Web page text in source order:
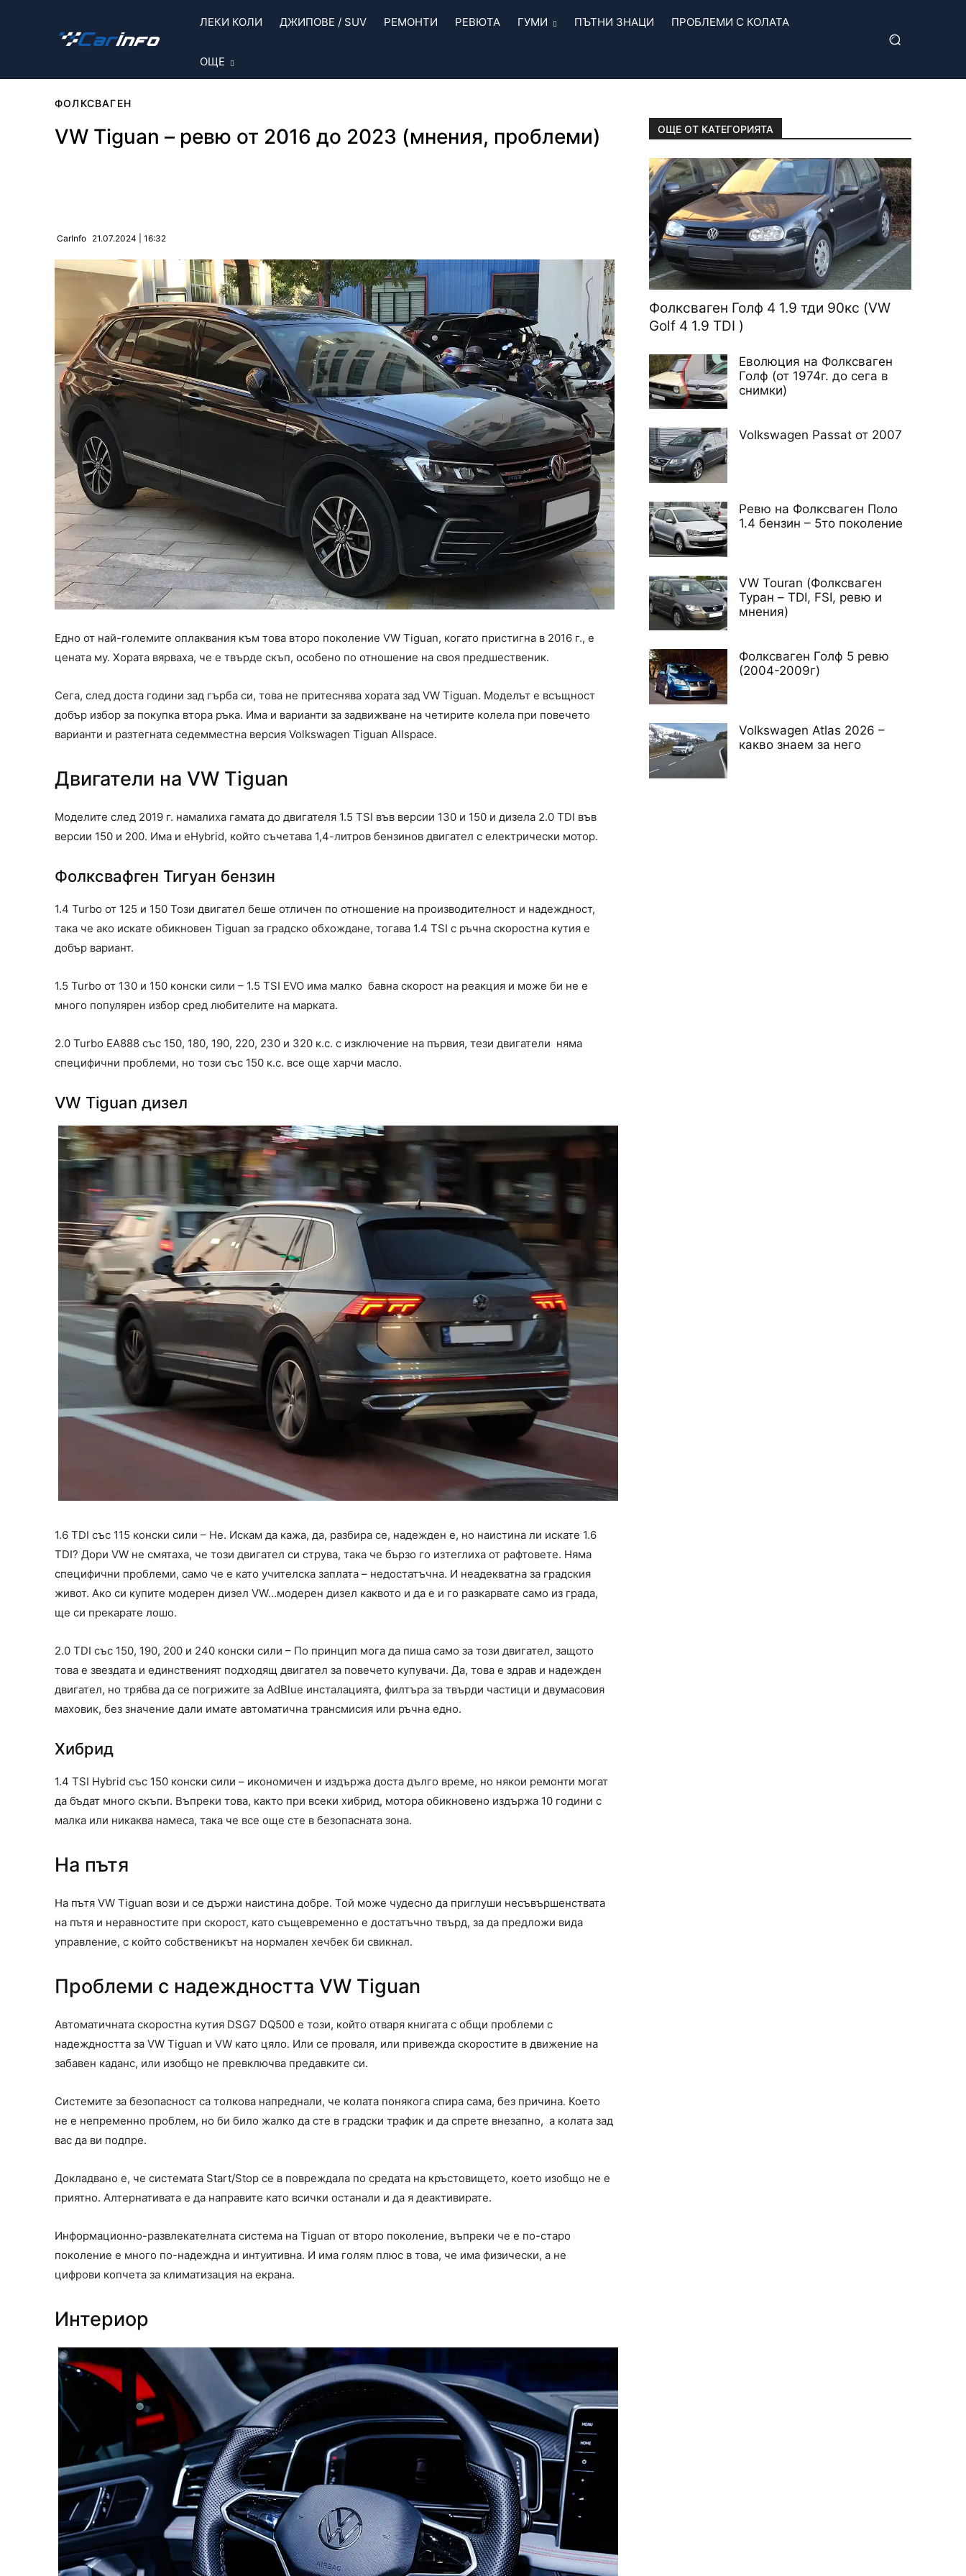
ЛЕКИ КОЛИ ДЖИПОВЕ / SUV РЕМОНТИ РЕВЮТА ГУМИ ПЪТНИ ЗНАЦИ ПРОБЛЕМИ С КОЛАТА
ОЩЕ
ФОЛКСВАГЕН
VW Tiguan – ревю от 2016 до 2023 (мнения, проблеми)
CarInfo 21.07.2024 | 16:32
Едно от най-големите оплаквания към това второ поколение VW Tiguan, когато пристигна в 2016 г., e
цената му. Хората вярваха, че е твърде скъп, особено по отношение на своя предшественик.
Сега, след доста години зад гърба си, това не притеснява хората зад VW Tiguan. Моделът е всъщност
добър избор за покупка втора ръка. Има и варианти за задвижване на четирите колела при повечето
варианти и разтегната седемместна версия Volkswagen Tiguan Allspace.
Двигатели на VW Tiguan
Моделите след 2019 г. намалиха гамата до двигателя 1.5 TSI във версии 130 и 150 и дизела 2.0 TDI във
версии 150 и 200. Има и eHybrid, който съчетава 1,4-литров бензинов двигател с електрически мотор.
Фолксвафген Тигуан бензин
1.4 Turbo от 125 и 150 Този двигател беше отличен по отношение на производителност и надеждност,
така че ако искате обикновен Tiguan за градско обхождане, тогава 1.4 TSI с ръчна скоростна кутия е
добър вариант.
1.5 Turbo от 130 и 150 конски сили – 1.5 TSI EVO има малко бавна скорост на реакция и може би не е
много популярен избор сред любителите на марката.
2.0 Turbo EA888 със 150, 180, 190, 220, 230 и 320 к.с. с изключение на първия, тези двигатели няма
специфични проблеми, но този със 150 к.с. все още харчи масло.
VW Tiguan дизел
1.6 TDI със 115 конски сили – Не. Искам да кажа, да, разбира се, надежден е, но наистина ли искате 1.6
TDI? Дори VW не смятаха, че този двигател си струва, така че бързо го изтеглиха от рафтовете. Няма
специфични проблеми, само че е като учителска заплата – недостатъчна. И неадекватна за градския
живот. Ако си купите модерен дизел VW…модерен дизел каквото и да е и го разкарвате само из града,
ще си прекарате лошо.
2.0 TDI със 150, 190, 200 и 240 конски сили – По принцип мога да пиша само за този двигател, защото
това е звездата и единственият подходящ двигател за повечето купувачи. Да, това е здрав и надежден
двигател, но трябва да се погрижите за AdBlue инсталацията, филтъра за твърди частици и двумасовия
маховик, без значение дали имате автоматична трансмисия или ръчна едно.
Хибрид
1.4 TSI Hybrid със 150 конски сили – икономичен и издържа доста дълго време, но някои ремонти могат
да бъдат много скъпи. Въпреки това, както при всеки хибрид, мотора обикновено издържа 10 години с
малка или никаква намеса, така че все още сте в безопасната зона.
На пътя
На пътя VW Tiguan вози и се държи наистина добре. Той може чудесно да приглуши несъвършенствата
на пътя и неравностите при скорост, като същевременно е достатъчно твърд, за да предложи вида
управление, с който собственикът на нормален хечбек би свикнал.
Проблеми с надеждността VW Tiguan
Автоматичната скоростна кутия DSG7 DQ500 е този, който отваря книгата с общи проблеми с
надеждността за VW Tiguan и VW като цяло. Или се проваля, или привежда скоростите в движение на
забавен каданс, или изобщо не превключва предавките си.
Системите за безопасност са толкова напреднали, че колата понякога спира сама, без причина. Което
не е непременно проблем, но би било жалко да сте в градски трафик и да спрете внезапно, а колата зад
вас да ви подпре.
Докладвано е, че системата Start/Stop се в повреждала по средата на кръстовището, което изобщо не е
приятно. Алтернативата е да направите като всички останали и да я деактивирате.
Информационно-развлекателната система на Tiguan от второ поколение, въпреки че е по-старо
поколение е много по-надеждна и интуитивна. И има голям плюс в това, че има физически, а не
цифрови копчета за климатизация на екрана.
Интериор
ОЩЕ ОТ КАТЕГОРИЯТА
Фолксваген Голф 4 1.9 тди 90кс (VW
Golf 4 1.9 TDI )
Еволюция на Фолксваген
Голф (от 1974г. до сега в
снимки)
Volkswagen Passat от 2007
Ревю на Фолксваген Поло
1.4 бензин – 5то поколение
VW Touran (Фолксваген
Туран – TDI, FSI, ревю и
мнения)
Фолксваген Голф 5 ревю
(2004-2009г)
Volkswagen Atlas 2026 –
какво знаем за него